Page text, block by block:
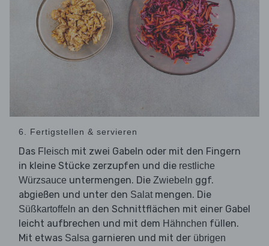
6. Fertigstellen & servieren
Das Fleisch mit zwei Gabeln oder mit den Fingern
in kleine Stücke zerzupfen und die restliche
Würzsauce untermengen. Die Zwiebeln ggf.
abgießen und unter den Salatmengen. Die
Süßkartoffeln an den Schnittflächen mit einer Gabel
leicht aufbrechen und mit dem Hähnchen füllen.
Mit etwas Salsa garnieren und mit der übrigen